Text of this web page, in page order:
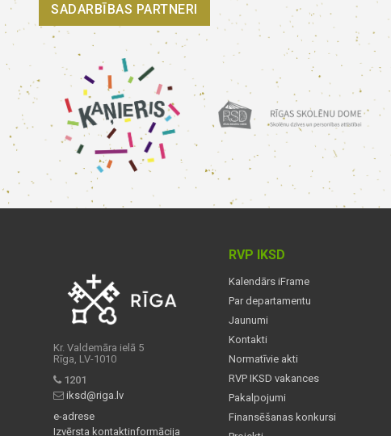
SADARBĪBAS PARTNERI
Kr. Valdemāra ielā 5
Rīga, LV-1010
1201
iksd@riga.lv
e-adrese
Izvērsta kontaktinformācija
RVP IKSD
Kalendārs iFrame
Par departamentu
Jaunumi
Kontakti
Normatīvie akti
RVP IKSD vakances
Pakalpojumi
Finansēšanas konkursi